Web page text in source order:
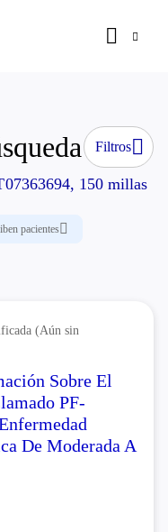
Filtros
150 millas
pacientes
(Aún sin
Sobre El
PF-
De Moderada A